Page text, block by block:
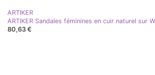
ARTIKER
80,63 €